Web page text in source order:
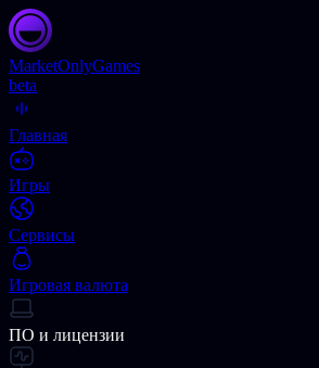
MarketOnlyGames
beta
Главная
Игры
Сервисы
Игровая валюта
ПО и лицензии